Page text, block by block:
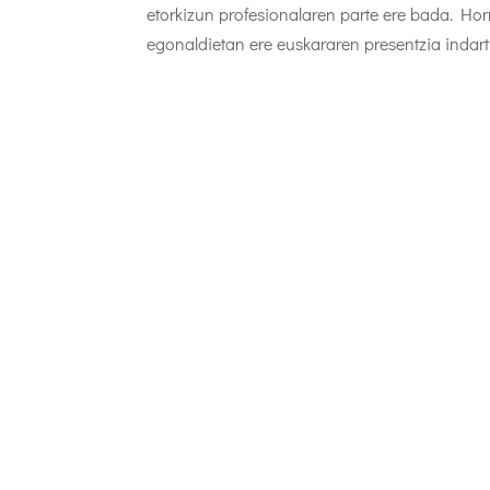
etorkizun profesionalaren parte ere bada.
egonaldietan ere euskararen presentzia